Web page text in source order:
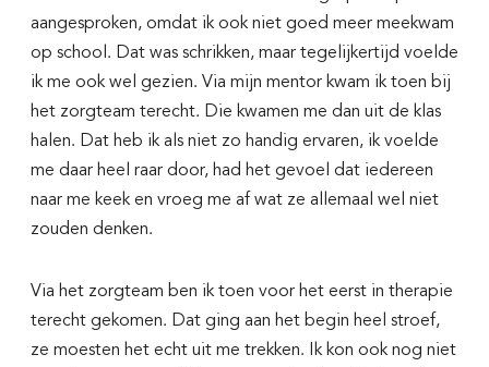
aangesproken, omdat ik ook niet goed meer meekwam
op school. Dat was schrikken, maar tegelijkertijd voelde
ik me ook wel gezien. Via mijn mentor kwam ik toen bij
het zorgteam terecht. Die kwamen me dan uit de klas
halen. Dat heb ik als niet zo handig ervaren, ik voelde
me daar heel raar door, had het gevoel dat iedereen
naar me keek en vroeg me af wat ze allemaal wel niet
zouden denken.
Via het zorgteam ben ik toen voor het eerst in therapie
terecht gekomen. Dat ging aan het begin heel stroef,
ze moesten het echt uit me trekken. Ik kon ook nog niet